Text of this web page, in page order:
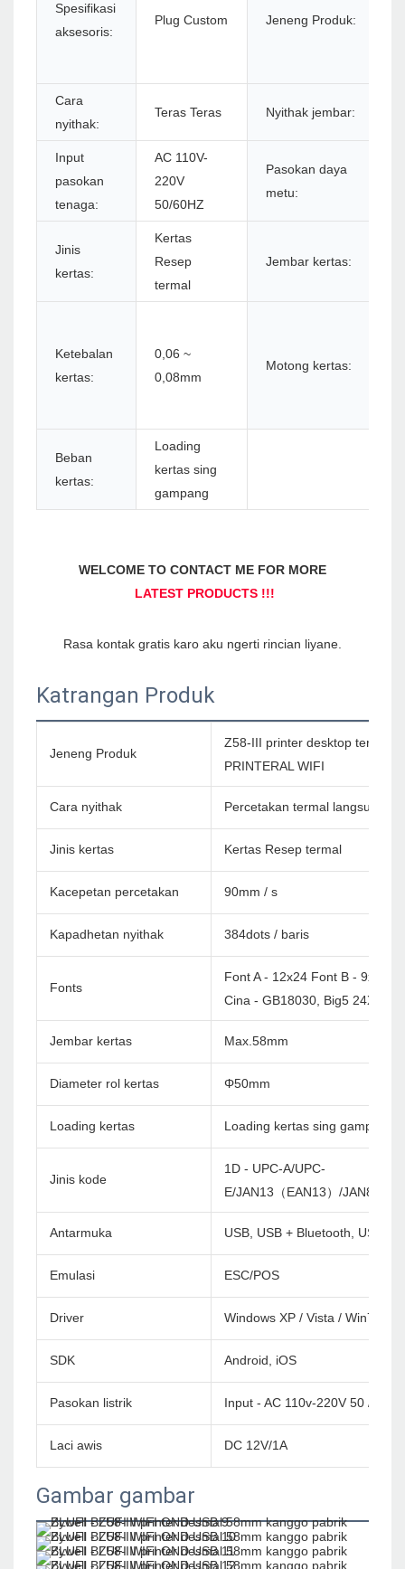
Spesifikasi
aksesoris:
Plug Custom Jeneng Produk:
Cara
nyithak:
Teras Teras Nyithak jembar:
Input
pasokan
tenaga:
AC 110V-
220V
50/60HZ
Pasokan daya
metu:
Jinis
kertas:
Kertas
Resep
termal
Jembar kertas:
Ketebalan
kertas:
0,06 ~
0,08mm
Motong kertas:
Beban
kertas:
Loading
kertas sing
gampang
Katrangan Produk
Jeneng Produk
Z58-III printer desktop termal
PRINTERAL WIFI
Cara nyithak Percetakan termal langsung
Jinis kertas Kertas Resep termal
Kacepetan percetakan 90mm / s
Kapadhetan nyithak 384dots / baris
Fonts
Font A - 12x24 Font B - 9x17
Cina - GB18030, Big5
Jembar kertas Max.58mm
Diameter rol kertas Φ50mm
Loading kertas Loading kertas sing gampang
Jinis kode
1D - UPC-A/UPC-
E/JAN13（EAN13）/JAN8（
Antarmuka USB, USB + Bluetooth, USB +
Emulasi ESC/POS
Driver Windows XP / Vista / Win7 /
SDK Android, iOS
Pasokan listrik Input - AC 110v-220V 50 /
Laci awis DC 12V/1A
Gambar gambar